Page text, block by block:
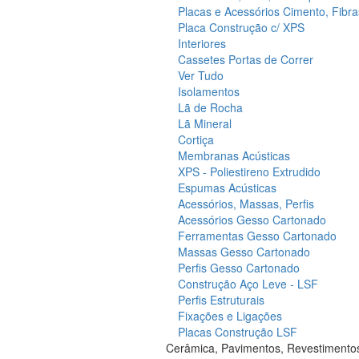
Placas e Acessórios Cimento,
Placa Construção c/ XPS
Interiores
Cassetes Portas de Correr
Ver Tudo
Isolamentos
Lã de Rocha
Lã Mineral
Cortiça
Membranas Acústicas
XPS - Poliestireno Extrudido
Espumas Acústicas
Acessórios, Massas, Perfis
Acessórios Gesso Cartonado
Ferramentas Gesso Cartonado
Massas Gesso Cartonado
Perfis Gesso Cartonado
Construção Aço Leve - LSF
Perfis Estruturais
Fixações e Ligações
Placas Construção LSF
Cerâmica, Pavimentos,